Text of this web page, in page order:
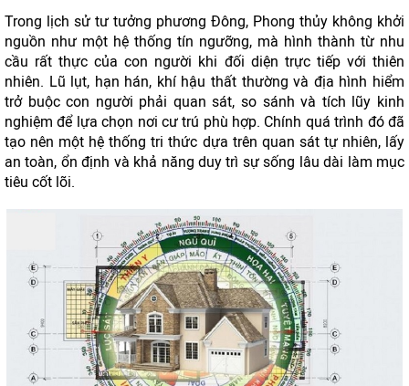
Trong lịch sử tư tưởng phương Đông, Phong thủy không khởi
nguồn như một hệ thống tín ngưỡng, mà hình thành từ nhu
cầu rất thực của con người khi đối diện trực tiếp với thiên
nhiên. Lũ lụt, hạn hán, khí hậu thất thường và địa hình hiểm
trở buộc con người phải quan sát, so sánh và tích lũy kinh
nghiệm để lựa chọn nơi cư trú phù hợp. Chính quá trình đó đã
tạo nên một hệ thống tri thức dựa trên quan sát tự nhiên, lấy
an toàn, ổn định và khả năng duy trì sự sống lâu dài làm mục
tiêu cốt lõi.